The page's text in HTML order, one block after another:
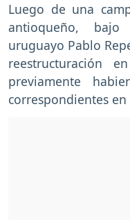
Luego de una
antioqueño,
uruguayo Pablo
reestructuración
previamente
correspondientes